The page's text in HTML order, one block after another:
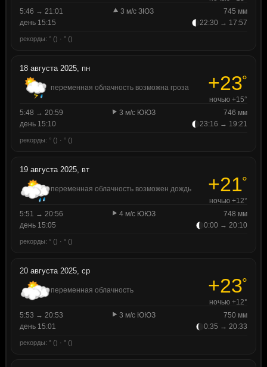
5:46 → 21:01
3 м/с ЗЮЗ
745 мм
день 15:15
22:30 → 17:57
рекорды: ° () · ° ()
18 августа 2025, пн
переменная облачность возможна гроза +23°
ночью +15°
5:48 → 20:59
3 м/с ЮЮЗ
746 мм
день 15:10
23:16 → 19:21
рекорды: ° () · ° ()
19 августа 2025, вт
переменная облачность возможен дождь +21°
ночью +12°
5:51 → 20:56
4 м/с ЮЮЗ
748 мм
день 15:05
0:00 → 20:10
рекорды: ° () · ° ()
20 августа 2025, ср
переменная облачность +23°
ночью +12°
5:53 → 20:53
3 м/с ЮЮЗ
750 мм
день 15:01
0:35 → 20:33
рекорды: ° () · ° ()